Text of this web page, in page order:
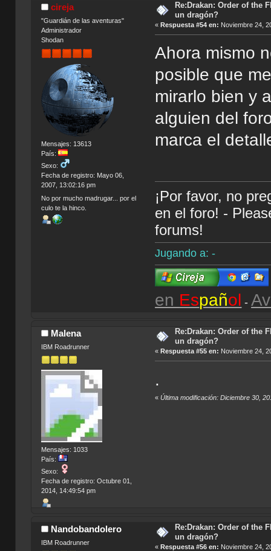
cireja
"Guardián de las aventuras"
Administrador
Shodan
Mensajes: 13613
País:
Sexo:
Fecha de registro: Mayo 06,
2007, 13:02:16 pm
No por mucho madrugar... por el
culo te la hinco.
Re:Drakan: Order of the
un dragón?
«Respuesta #54 en: Noviembre 24,
Ahora mismo
posible que
mirarlo bien y
alguien del
marca el
¡Por favor, no
en el foro! -
forums!
Jugando a: -
en Español -
Malena
IBM Roadrunner
Mensajes: 1033
País:
Sexo:
Fecha de registro: Octubre 01,
2014, 14:49:54 pm
Re:Drakan: Order of the
un dragón?
« Respuesta #55 en: Noviembre 24,
.
«Última modificación: Diciembre 30,
Nandobandolero
IBM Roadrunner
Re:Drakan: Order of the
un dragón?
«Respuesta #56 en: Noviembre 24,